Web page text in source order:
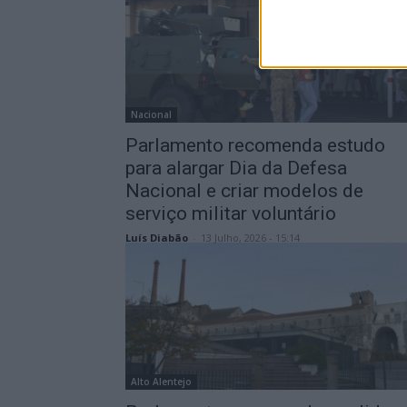
Nacional
Parlamento recomenda estudo
para alargar Dia da Defesa
Nacional e criar modelos de
serviço militar voluntário
Luís Diabão 13 Julho, 2026 - 15:14
Alto Alentejo